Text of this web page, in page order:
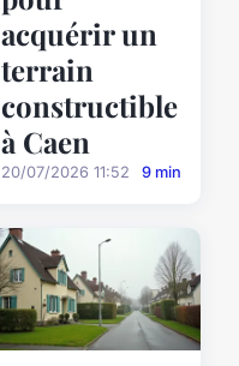
acquérir un
terrain
constructible
à Caen
20/07/2026 11:52 9 min